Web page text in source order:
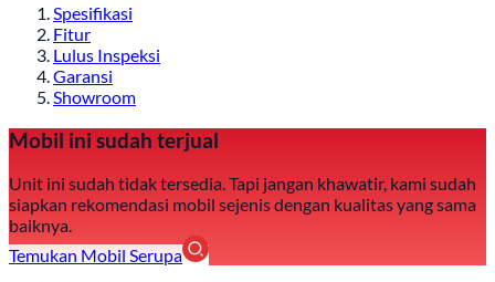
Spesifikasi
Fitur
Lulus Inspeksi
Garansi
Showroom
Mobil ini sudah terjual
Unit ini sudah tidak tersedia. Tapi jangan khawatir, kami sudah
siapkan rekomendasi mobil sejenis dengan kualitas yang sama
baiknya.
Temukan Mobil Serupa